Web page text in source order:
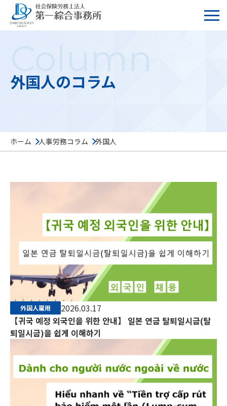
Column
外国人のコラム
ホーム 人事労務コラム 外国人
外国人雇用
2026.03.17
【귀국 예정 외국인을 위한 안내】 일본 연금 탈퇴일시금(탈
퇴일시금)을 쉽게 이해하기